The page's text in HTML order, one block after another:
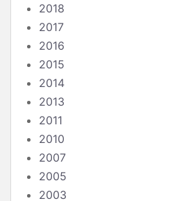
2018
2017
2016
2015
2014
2013
2011
2010
2007
2005
2003